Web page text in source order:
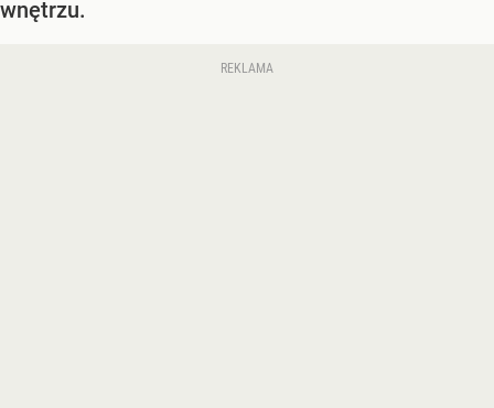
wnętrzu.